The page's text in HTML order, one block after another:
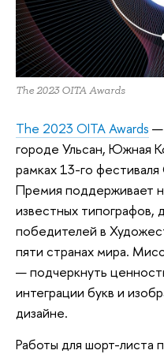
The 2023 OITA Awards
The 2023 OITA Awards —
городе Ульсан, Южная
рамках 13-го
Премия поддерживает
известных типографов,
победителей в
пяти странах мира.
— подчеркнуть
интеграции букв и
дизайне.
Работы для шорт-листа